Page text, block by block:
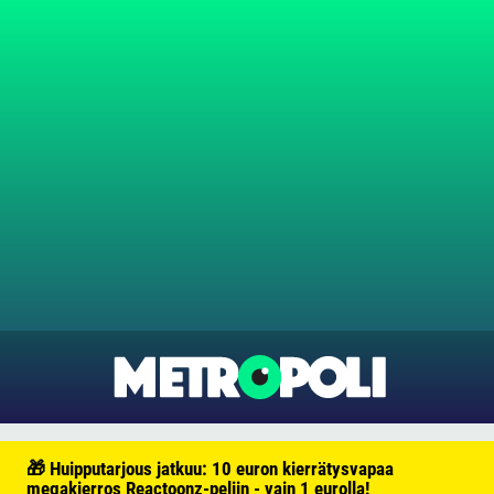
🎁 Huipputarjous jatkuu: 10 euron kierrätysvapaa
megakierros Reactoonz-peliin - vain 1 eurolla!